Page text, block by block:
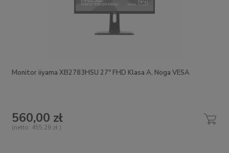
Monitor iiyama XB2783HSU 27" FHD Klasa A, Noga VESA
560,00 zł
(netto: 455,28 zł )